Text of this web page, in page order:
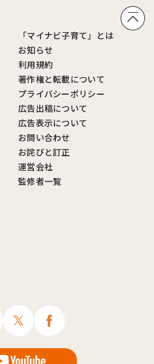
「マイナビ子育て」とは
お知らせ
利用規約
著作権と転載について
プライバシーポリシー
広告出稿について
広告表示について
お問い合わせ
お詫びと訂正
運営会社
監修者一覧